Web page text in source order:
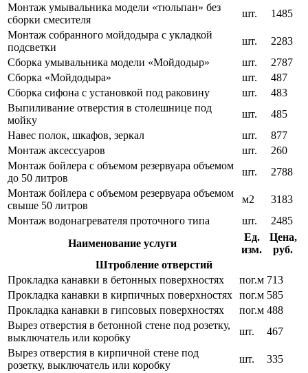
Монтаж умывальника модели «тюльпан» без
сборки смесителя
шт.
1485
Монтаж собранного мойдодыра с укладкой
подсветки
шт.
2283
Сборка умывальника модели «Мойдодыр»
шт.
2787
Сборка «Мойдодыра»
шт.
487
Сборка сифона с установкой под раковину
шт.
483
Выпиливание отверстия в столешнице под
мойку
шт.
485
Навес полок, шкафов, зеркал
шт.
877
Монтаж аксессуаров
шт.
260
Монтаж бойлера с объемом резервуара объемом
до 50 литров
шт.
2788
Монтаж бойлера с объемом резервуара объемом
свыше 50 литров
м2
3183
Монтаж водонагревателя проточного типа
шт.
2485
Наименование услуги
Ед.
изм.
Цена,
руб.
Штробление отверстий
Прокладка канавки в бетонных поверхностях
пог.м 713
Прокладка канавки в кирпичных поверхностях пог.м 585
Прокладка канавки в гипсовых поверхностях
пог.м 488
Вырез отверстия в бетонной стене под розетку,
выключатель или коробку
шт.
467
Вырез отверстия в кирпичной стене под
розетку, выключатель или коробку
шт.
335